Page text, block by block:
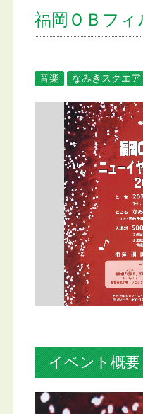
福岡ＯＢフ
音楽
なみきスクエア
イベント概要